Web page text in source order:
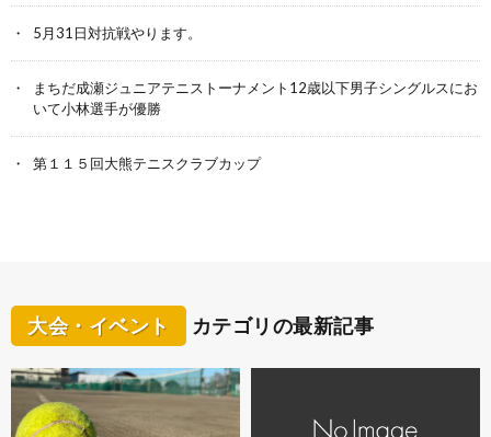
5月31日対抗戦やります。
まちだ成瀬ジュニアテニストーナメント12歳以下男子シングルスにお
いて小林選手が優勝
第１１５回大熊テニスクラブカップ
大会・イベント カテゴリの最新記事